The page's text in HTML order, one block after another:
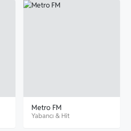
Metro FM
Yabancı & Hit